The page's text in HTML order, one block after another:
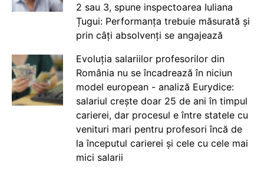
2 sau 3, spune inspectoarea Iuliana
Țugui: Performanța trebuie măsurată și
prin câți absolvenți se angajează
Evoluția salariilor profesorilor din
România nu se încadrează în niciun
model european - analiză Eurydice:
salariul crește doar 25 de ani în timpul
carierei, dar procesul e între statele cu
venituri mari pentru profesori încă de
la începutul carierei și cele cu cele mai
mici salarii